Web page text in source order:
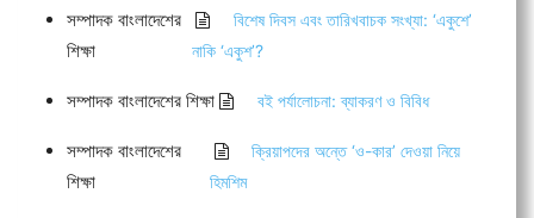
সম্পাদক বাংলাদেশের
শিক্ষা
বিশেষ দিবস এবং তারিখবাচক সংখ্যা: ‘একুশে’
নাকি ‘একুশ’?
সম্পাদক বাংলাদেশের শিক্ষা বই পর্যালোচনা: ব্যাকরণ ও বিবিধ
সম্পাদক বাংলাদেশের
শিক্ষা
ক্রিয়াপদের অন্তে ‘ও-কার’ দেওয়া নিয়ে
হিমশিম